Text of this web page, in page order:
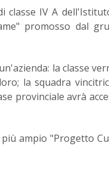
classe IV A
promosso dal
la classe
la squadra
provinciale avrà
ampio "Progetto